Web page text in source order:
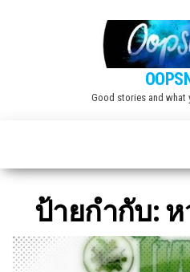
Good stories and what
ป้ายกำกับ: ห